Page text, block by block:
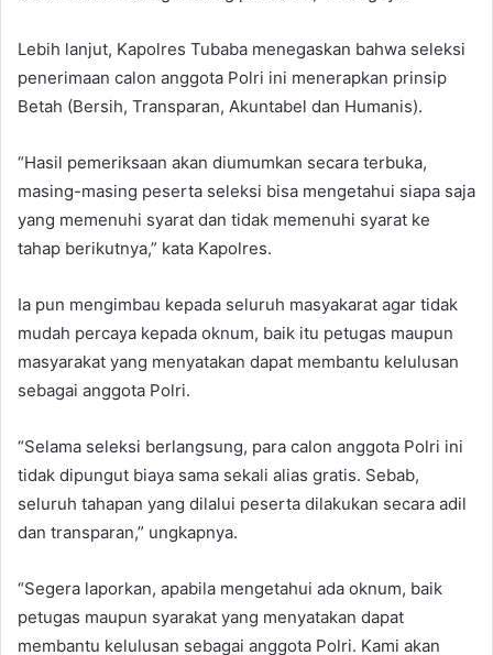
Lebih lanjut, Kapolres Tubaba menegaskan bahwa seleksi
penerimaan calon anggota Polri ini menerapkan prinsip
Betah (Bersih, Transparan, Akuntabel dan Humanis).
“Hasil pemeriksaan akan diumumkan secara terbuka,
masing-masing peserta seleksi bisa mengetahui siapa saja
yang memenuhi syarat dan tidak memenuhi syarat ke
tahap berikutnya,” kata Kapolres.
Ia pun mengimbau kepada seluruh masyakarat agar tidak
mudah percaya kepada oknum, baik itu petugas maupun
masyarakat yang menyatakan dapat membantu kelulusan
sebagai anggota Polri.
“Selama seleksi berlangsung, para calon anggota Polri ini
tidak dipungut biaya sama sekali alias gratis. Sebab,
seluruh tahapan yang dilalui peserta dilakukan secara adil
dan transparan,” ungkapnya.
“Segera laporkan, apabila mengetahui ada oknum, baik
petugas maupun syarakat yang menyatakan dapat
membantu kelulusan sebagai anggota Polri. Kami akan